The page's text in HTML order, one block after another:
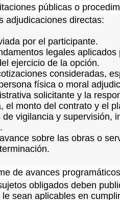
públicas o
adjudicaciones directas:
por el participante.
legales
ejercicio de la opción.
consideradas,
física o moral
solicitante y la
el monto del contrato y el
vigilancia y supervisión,
sobre las obras o
de avances
obligados deben
sean aplicables en